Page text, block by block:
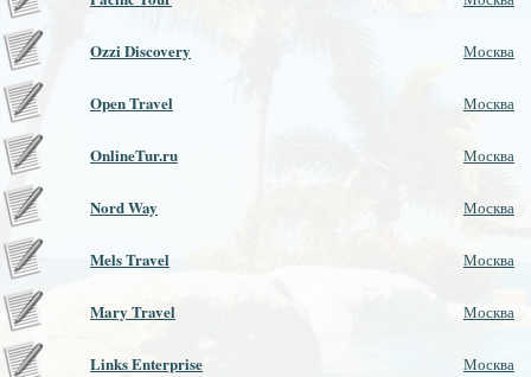
Ozzi Discovery Москва
Open Travel Москва
OnlineTur.ru Москва
Nord Way Москва
Mels Travel Москва
Mary Travel Москва
Links Enterprise Москва